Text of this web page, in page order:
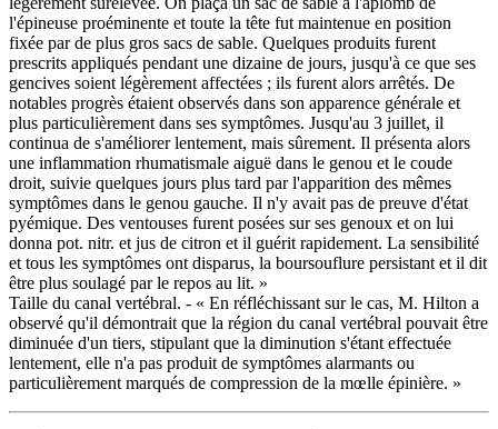
l'épineuse proéminente et toute la tête fut maintenue en position
fixée par de plus gros sacs de sable. Quelques produits furent
prescrits appliqués pendant une dizaine de jours, jusqu'à ce que ses
gencives soient légèrement affectées ; ils furent alors arrêtés. De
notables progrès étaient observés dans son apparence générale et
plus particulièrement dans ses symptômes. Jusqu'au 3 juillet, il
continua de s'améliorer lentement, mais sûrement. Il présenta alors
une inflammation rhumatismale aiguë dans le genou et le coude
droit, suivie quelques jours plus tard par l'apparition des mêmes
symptômes dans le genou gauche. Il n'y avait pas de preuve d'état
pyémique. Des ventouses furent posées sur ses genoux et on lui
donna pot. nitr. et jus de citron et il guérit rapidement. La sensibilité
et tous les symptômes ont disparus, la boursouflure persistant et il dit
être plus soulagé par le repos au lit. »
Taille du canal vertébral. - « En réfléchissant sur le cas, M. Hilton a
observé qu'il démontrait que la région du canal vertébral pouvait être
diminuée d'un tiers, stipulant que la diminution s'étant effectuée
lentement, elle n'a pas produit de symptômes alarmants ou
particulièrement marqués de compression de la mœlle épinière. »